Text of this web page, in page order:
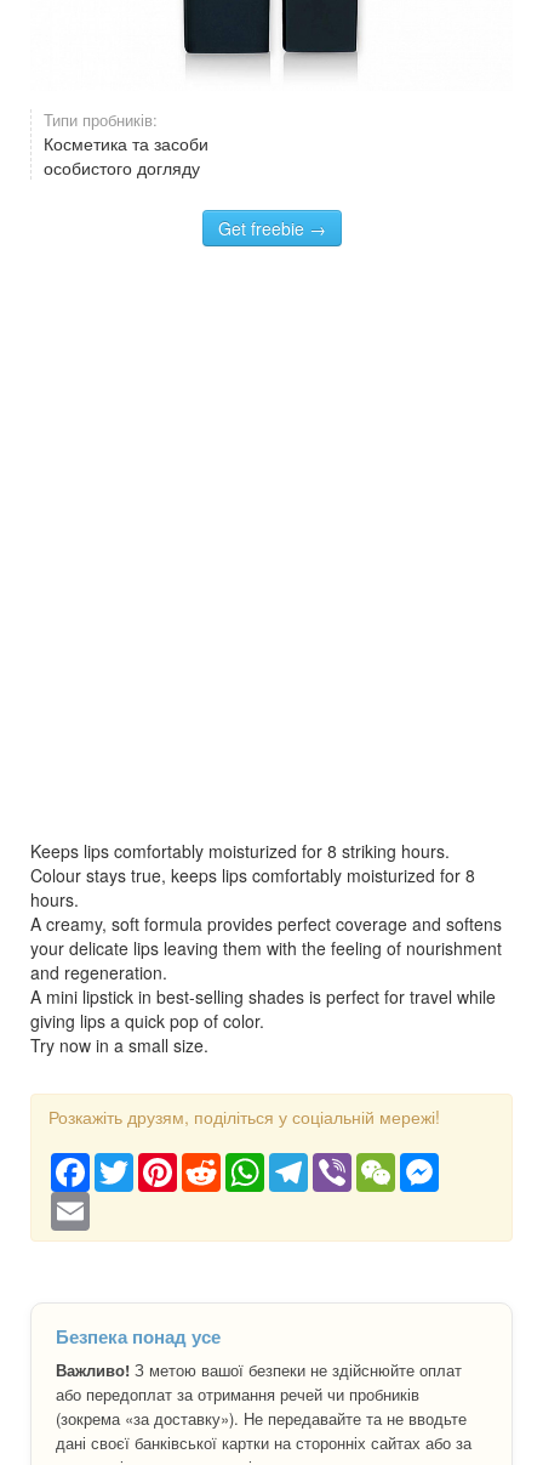
Типи пробників:
Косметика та засоби
особистого догляду
Get freebie →
Keeps lips comfortably moisturized for 8 striking hours.
Colour stays true, keeps lips comfortably moisturized for 8
hours.
A creamy, soft formula provides perfect coverage and softens
your delicate lips leaving them with the feeling of nourishment
and regeneration.
A mini lipstick in best-selling shades is perfect for travel while
giving lips a quick pop of color.
Try now in a small size.
Розкажіть друзям, поділіться у соціальній мережі!
Facebook
TwitterPinterestRedditWhatsAppTelegram
Viber WeChat
Безпека понад усе
Важливо! З метою вашої безпеки не здійснюйте оплат
або передоплат за отримання речей чи пробників
(зокрема «за доставку»). Не передавайте та не вводьте
дані своєї банківської картки на сторонніх сайтах або за